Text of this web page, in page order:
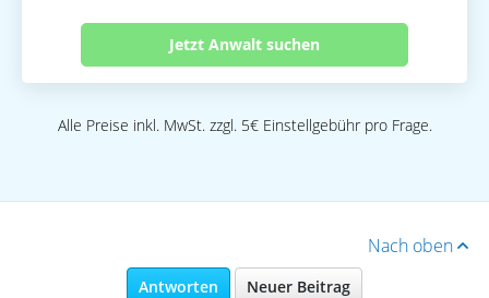
Jetzt Anwalt suchen
Alle Preise inkl. MwSt. zzgl. 5€ Einstellgebühr pro Frage.
Nach oben
Antworten Neuer Beitrag